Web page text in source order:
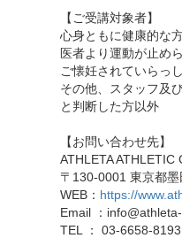
【ご受講対象者】
心身ともに健康的な
医者より運動が止め
ご懐妊されていらっ
その他、スタッフ及
と判断した方以外
【お問い合わせ先】
ATHLETA ATHLETIC
〒130-0001 東京都
WEB： https://
Email ：
TEL ： 03-6658-8193